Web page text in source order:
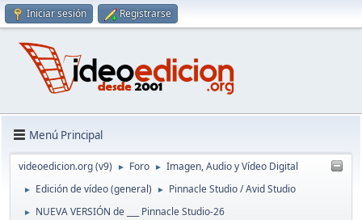
Iniciar sesión Registrarse
Menú Principal
videoedicion.org (v9) ► Foro ► Imagen, Audio y Vídeo Digital
► Edición de vídeo (general) ► Pinnacle Studio / Avid Studio
► NUEVA VERSIÓN de ___ Pinnacle Studio-26